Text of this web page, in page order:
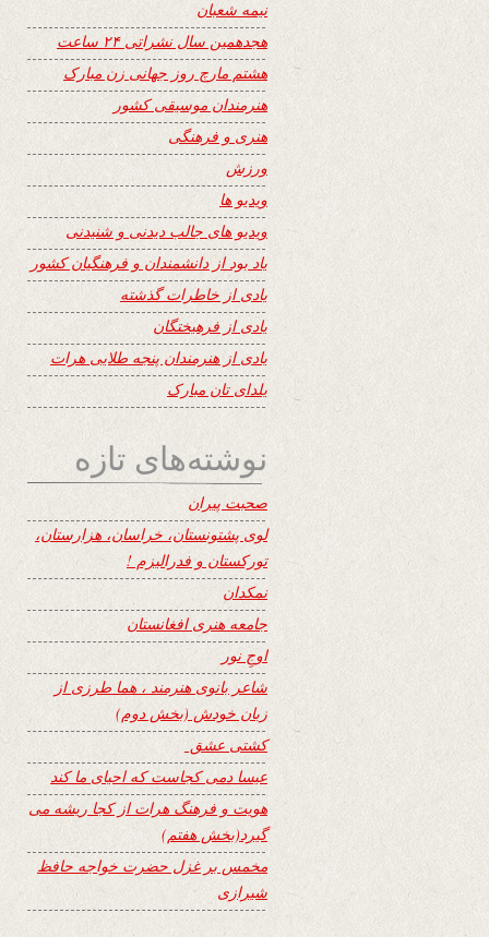
نیمه شعبان
هجدهمین سال نشراتی ۲۴ ساعت
هشتم مارچ روز جهانی زن مبارک
هنرمندان موسیقی کشور
هنری و فرهنگی
ورزش
ویدیو ها
ویدیو های جالب دیدنی و شنیدنی
یاد بود از دانشمندان و فرهنگیان کشور
یادی از خاطرات گذشته
یادی از فرهیختگان
یادی از هنرمندان پنجه طلایی هرات
یلدای تان مبارک
نوشته‌های تازه
صحبت پیران
لوی پشتونستان، خراسان، هزارستان،
تورکستان و فدرالیزم !
نمکدان
جامعه هنری افغانستان
اوجِ نور
شاعر بانوی هنرمند ، هما طرزی از
زبان خودش (بخش دوم)
کشتی عشق
عیسا دمی کجاست که احیای ما کند
هویت و فرهنگ هرات از کجا ریشه می
گیرد(بخش هفتم)
مخمس بر غزل حضرت خواجه حافظ
شیرازی